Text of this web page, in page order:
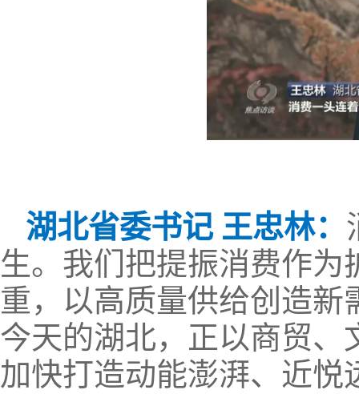
湖北省委书记 王忠林：
生。我们把提振消费作
重，以高质量供给创造
今天的湖北，正以商贸、
加快打造动能澎湃、近悦